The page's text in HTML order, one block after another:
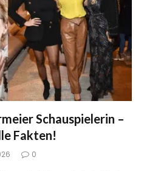
Schauspielerin –
Fakten!
0